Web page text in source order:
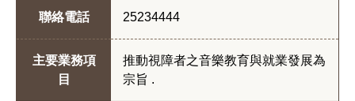
聯絡電話 25234444
主要業務項
目
推動視障者之音樂教育與就業發展為
宗旨 .